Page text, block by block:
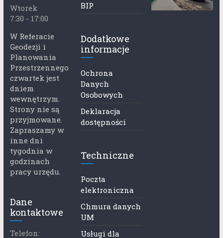
Wtorek
7:30 - 17:00
W Referacie
Geodezji i
Planowania
Przestrzennego
czwartek jest
dniem
wewnętrzym.
Strony nie są
przyjmowane.
Zapraszamy w
inne dni
tygodnia w
godzinach
pracy urzędu.
Dane
kontaktowe
Telefon:
BIP
Dodatkowe
informacje
Ochrona
Danych
Osobowych
Deklaracja
dostępności
Techniczne
Poczta
elektroniczna
Chmura danych
UM
Usługi dla